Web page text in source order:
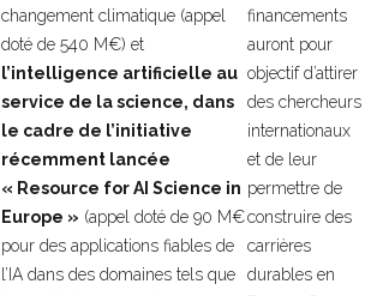
changement climatique (appel
doté de 540 M€) et
l’intelligence artificielle au
service de la science, dans
le cadre de l’initiative
récemment lancée
« Resource for AI Science in
Europe » (appel doté de 90 M€
pour des applications fiables de
l’IA dans des domaines tels que
financements
auront pour
objectif d’attirer
des chercheurs
internationaux
et de leur
permettre de
construire des
carrières
durables en